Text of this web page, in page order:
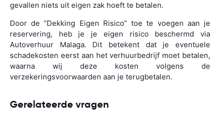
gevallen niets uit eigen zak hoeft te betalen.
Door de “Dekking Eigen Risico” toe te voegen aan je
reservering, heb je je eigen risico beschermd via
Autoverhuur Malaga. Dit betekent dat je eventuele
schadekosten eerst aan het verhuurbedrijf moet betalen,
waarna wij deze kosten volgens de
verzekeringsvoorwaarden aan je terugbetalen.
Gerelateerde vragen